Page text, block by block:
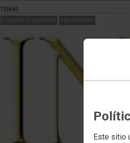
Este sitio
TEMAS
Cuerpos Especiales Oposiciones